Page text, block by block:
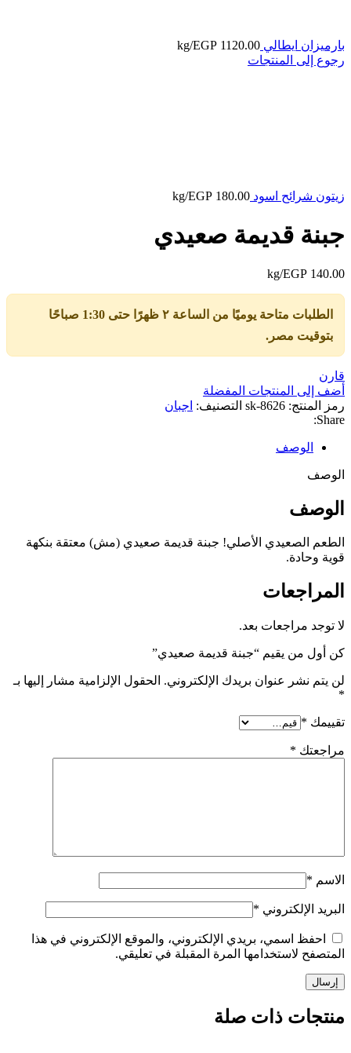
بارميزان ايطالي EGP 1120.00
/kg
رجوع إلى المنتجات
زيتون شرائح اسود EGP 180.00
/kg
جبنة قديمة صعيدي
EGP 140.00
/kg
الطلبات متاحة يوميًا من الساعة ٢ ظهرًا حتى 1:30 صباحًا
بتوقيت مصر.
قارن
أضف إلى المنتجات المفضلة
رمز المنتج: sk-8626 التصنيف: اجبان
Share:
الوصف
الوصف
الوصف
الطعم الصعيدي الأصلي! جبنة قديمة صعيدي (مش) معتقة بنكهة
قوية وحادة.
المراجعات
لا توجد مراجعات بعد.
كن أول من يقيم “جبنة قديمة صعيدي”
لن يتم نشر عنوان بريدك الإلكتروني. الحقول الإلزامية مشار إليها بـ
*
تقييمك *
مراجعتك *
الاسم *
البريد الإلكتروني *
احفظ اسمي، بريدي الإلكتروني، والموقع الإلكتروني في هذا
المتصفح لاستخدامها المرة المقبلة في تعليقي.
منتجات ذات صلة